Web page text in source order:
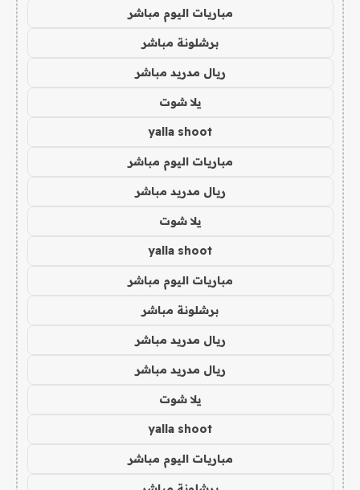
مباريات اليوم مباشر
برشلونة مباشر
ريال مدريد مباشر
يلا شوت
yalla shoot
مباريات اليوم مباشر
ريال مدريد مباشر
يلا شوت
yalla shoot
مباريات اليوم مباشر
برشلونة مباشر
ريال مدريد مباشر
ريال مدريد مباشر
يلا شوت
yalla shoot
مباريات اليوم مباشر